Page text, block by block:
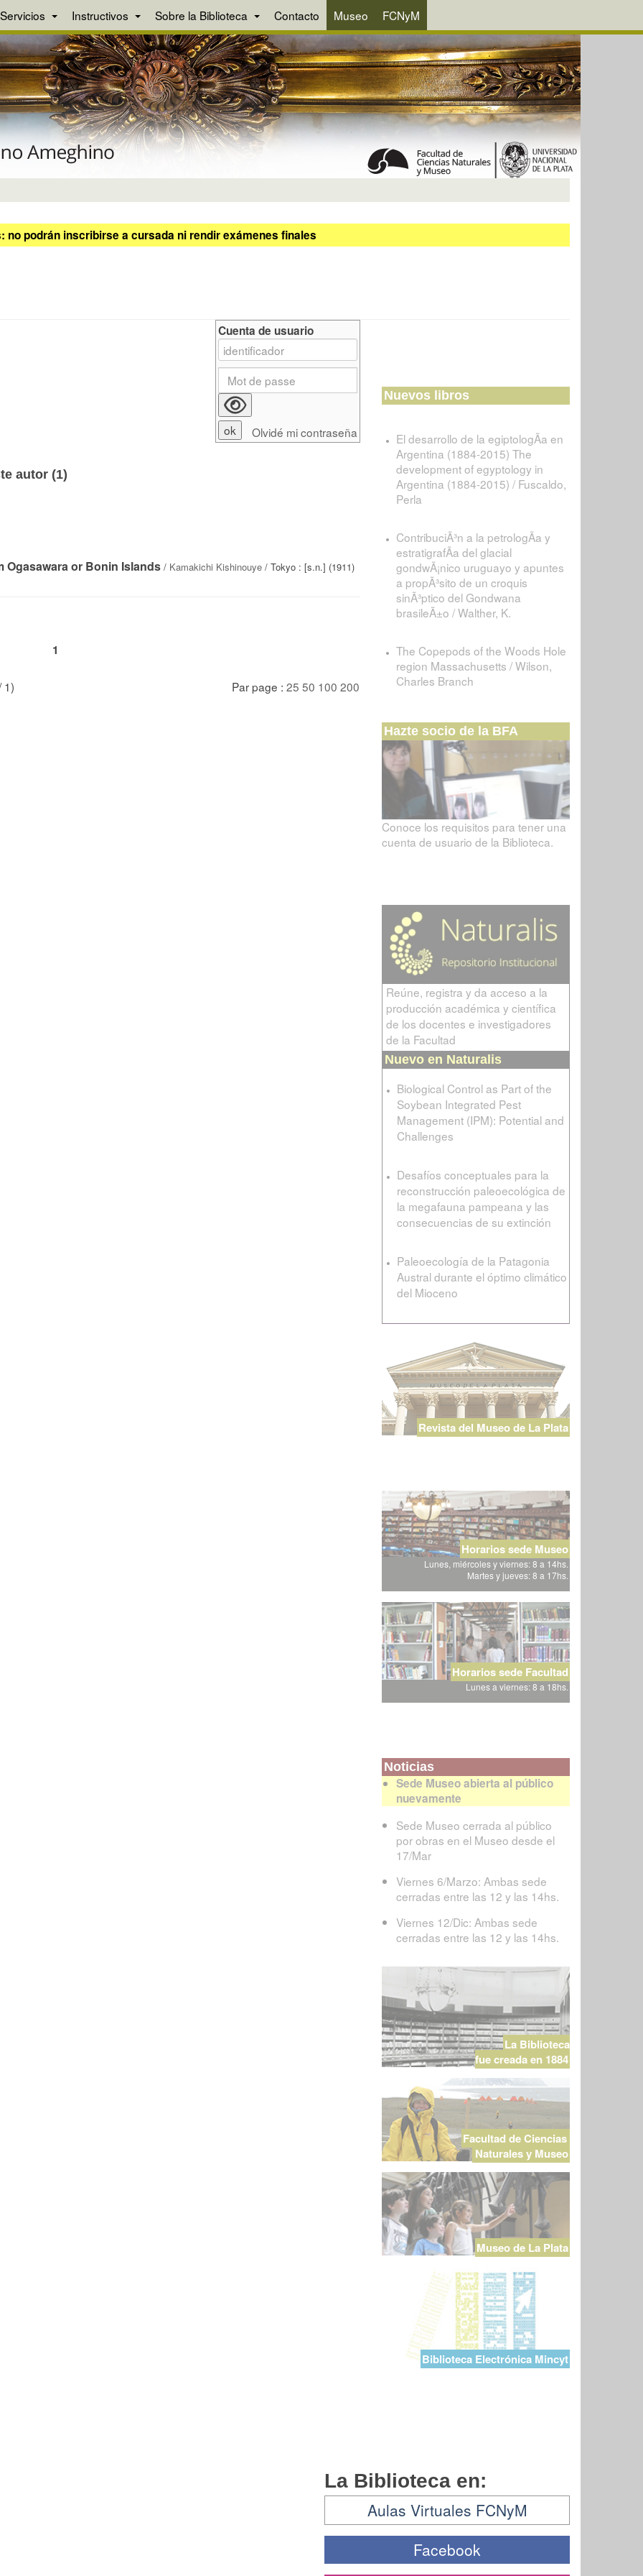
Servicios Instructivos Sobre la Biblioteca Contacto Museo FCNyM
podrán inscribirse a cursada ni rendir exámenes finales
autor (1)
or Bonin Islands / Kamakichi Kishinouye / Tokyo : [s.n.] (1911)
1
1) Par page : 25 50 100 200
Cuenta de usuario
Olvidé mi contraseña
Nuevos libros
El desarrollo de la egiptologÃ­a en
Argentina (1884-2015) The
development of egyptology in
Argentina (1884-2015) / Fuscaldo,
Perla
ContribuciÃ³n a la petrologÃ­a y
estratigrafÃ­a del glacial
gondwÃ¡nico uruguayo y apuntes
a propÃ³sito de un croquis
sinÃ³ptico del Gondwana
brasileÃ±o / Walther, K.
The Copepods of the Woods Hole
region Massachusetts / Wilson,
Charles Branch
Hazte socio de la BFA
Conoce los requisitos para tener una
cuenta de usuario de la Biblioteca.
Reúne, registra y da acceso a la
producción académica y científica
de los docentes e investigadores
de la Facultad
Nuevo en Naturalis
Biological Control as Part of the
Soybean Integrated Pest
Management (IPM): Potential and
Challenges
Desafíos conceptuales para la
reconstrucción paleoecológica de
la megafauna pampeana y las
consecuencias de su extinción
Paleoecología de la Patagonia
Austral durante el óptimo climático
del Mioceno
Revista del Museo de La Plata
Horarios sede Museo
Lunes, miércoles y viernes: 8 a 14hs.
Martes y jueves: 8 a 17hs.
Horarios sede Facultad
Lunes a viernes: 8 a 18hs.
Noticias
Sede Museo abierta al público
nuevamente
Sede Museo cerrada al público
por obras en el Museo desde el
17/Mar
Viernes 6/Marzo: Ambas sede
cerradas entre las 12 y las 14hs.
Viernes 12/Dic: Ambas sede
cerradas entre las 12 y las 14hs.
La Biblioteca
fue creada en 1884
Facultad de Ciencias
Naturales y Museo
Museo de La Plata
Biblioteca Electrónica Mincyt
La Biblioteca en:
Aulas Virtuales FCNyM
Facebook